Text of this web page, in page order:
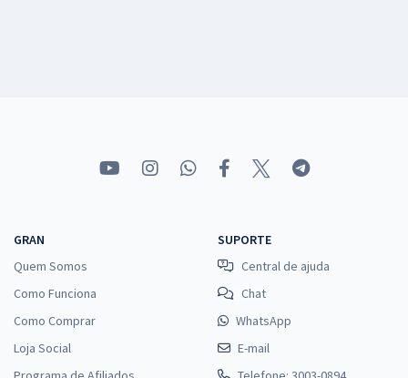
GRAN
Quem Somos
Como Funciona
Como Comprar
Loja Social
SUPORTE
Central de ajuda
Chat
WhatsApp
E-mail